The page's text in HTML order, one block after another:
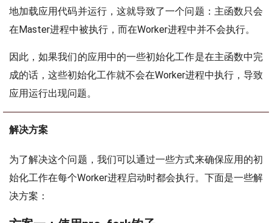
地加载应用代码并运行，这就导致了一个问题：主函数只会
在Master进程中被执行，而在Worker进程中并不会执行。
因此，如果我们的应用中的一些初始化工作是在主函数中完
成的话，这些初始化工作就不会在Worker进程中执行，导致
应用运行出现问题。
解决方案
为了解决这个问题，我们可以通过一些方式来确保应用的初
始化工作在每个Worker进程启动时都会执行。下面是一些解
决方案：